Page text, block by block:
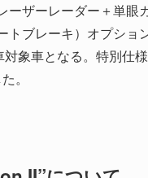
ーザーレーダー＋単
トブレーキ）オプシ
象車となる。特別仕
。